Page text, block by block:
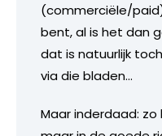
(commerciële/
bent, al is het dan
dat is natuurlijk
via die bladen…
Maar inderdaad: